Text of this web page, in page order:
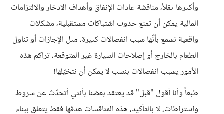
وأكثرها ثقلاً، مناقشة عادات الإنفاق وأهداف الادخار والالتزامات
المالية يمكن أن تمنع حدوث اشتباكات مستقبلية، مشكلات
واقعية نسمع بأنّها سبب انفصالات كثيرة، مثل الإجازات أو تناول
الطعام بالخارج أو إصلاحات السيارة غير المتوقعة، تراكم هذه
الأمور يسبب انفصالات بنسب لا يمكن أن نتخيّلها!
طبعاً وأنا أقول "قبل" قد يعتقد بعضنا بأنني أتحدّث عن شروط
واشتراطات، لا بالتأكيد، هذه المناقشات هدفها فقط يتعلق ببناء